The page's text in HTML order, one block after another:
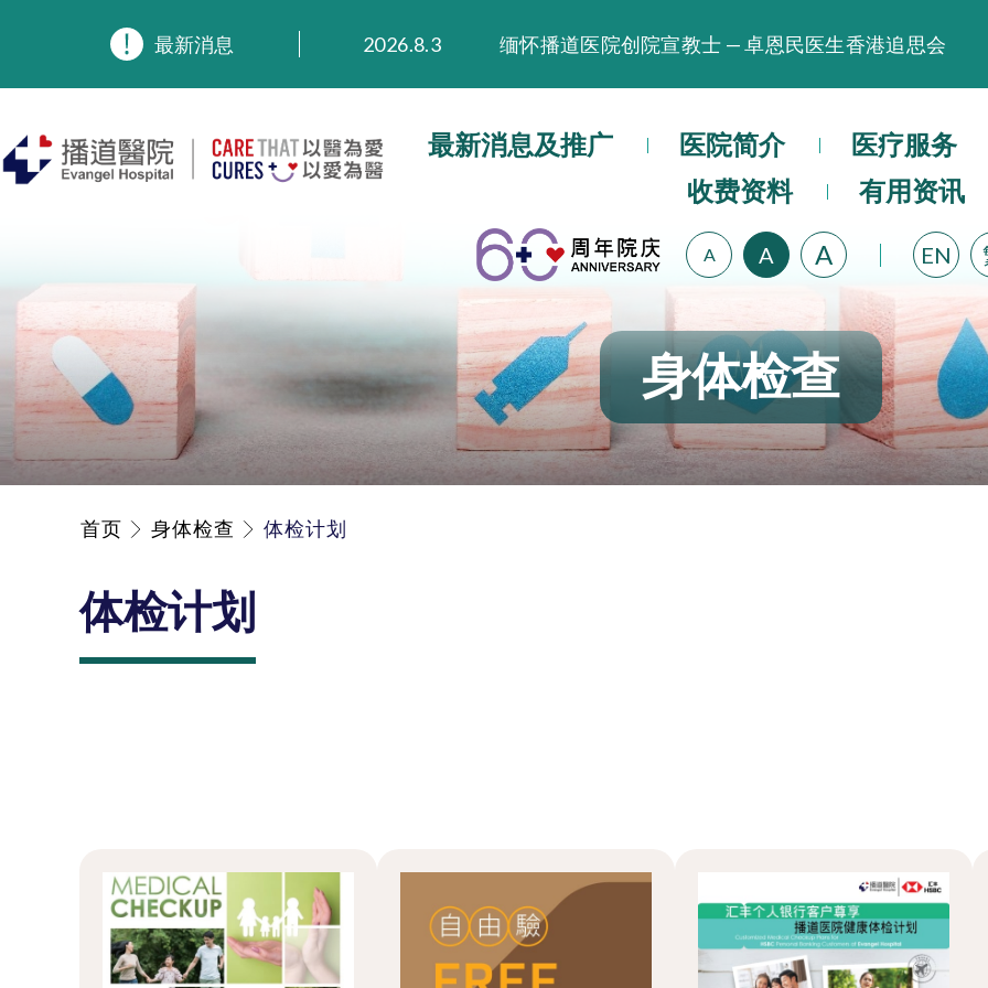
最新消息
2026.3.20
晚间门诊服务延长至晚上11时
2025.11.27
播道医院为大埔火灾受灾人士提供全额资助情绪支援
2025.8.4
播道医院体检服务获客户正面评价
2025.7.21
播道医院手机App已推出查阅病歷记录及求诊资料功能
最新消息及推广 医院简介
医疗服务
收费资料
有用资讯
A A A EN
身体检查
首页 身体检查 体检计划
体检计划